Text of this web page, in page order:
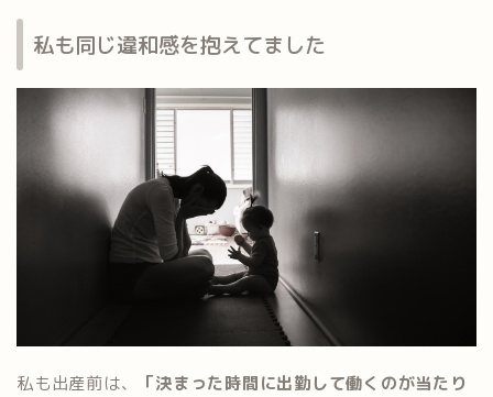
私も同じ違和感を抱えてました
私も出産前は、
「決まった時間に出勤して働くのが当たり